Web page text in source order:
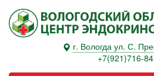
г. Вологда ул. С.
+7(921)716-